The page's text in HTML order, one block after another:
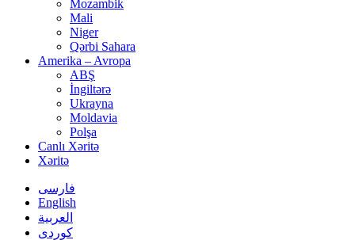
Mozambik
Mali
Niger
Qərbi Sahara
Amerika – Avropa
ABŞ
İngiltərə
Ukrayna
Moldavia
Polşa
Canlı Xəritə
Xəritə
فارسی
English
العربیة
کوردی